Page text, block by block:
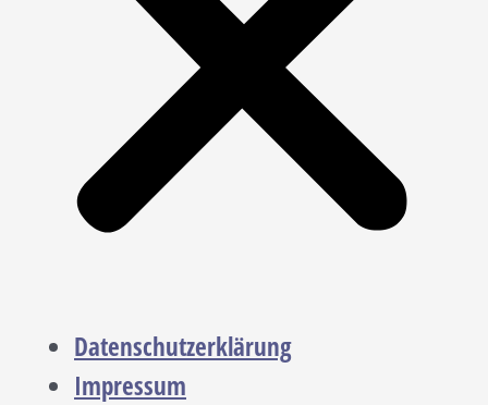
Datenschutzerklärung
Impressum